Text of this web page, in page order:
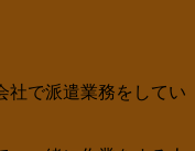
社で派遣業務をしてい